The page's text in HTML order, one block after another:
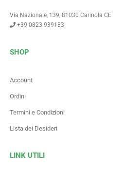
Via Nazionale, 139, 81030 Carinola CE
+39 0823 939183
SHOP
Account
Ordini
Termini e Condizioni
Lista dei Desideri
LINK UTILI